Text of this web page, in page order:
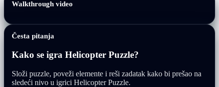
Walkthrough video
Česta pitanja
Kako se igra Helicopter Puzzle?
Složi puzzle, poveži elemente i reši zadatak kako bi prešao na
sledeći nivo u igrici Helicopter Puzzle.